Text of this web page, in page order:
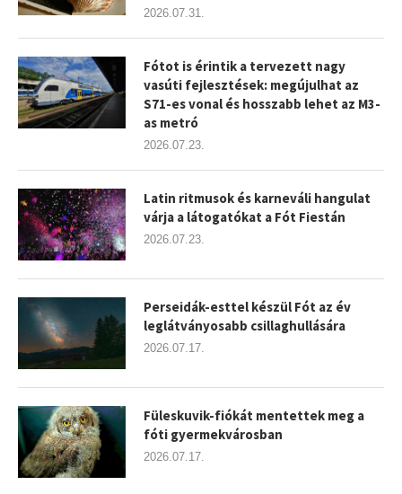
2026.07.31.
Fótot is érintik a tervezett nagy
vasúti fejlesztések: megújulhat az
S71-es vonal és hosszabb lehet az M3-
as metró
2026.07.23.
Latin ritmusok és karneváli hangulat
várja a látogatókat a Fót Fiestán
2026.07.23.
Perseidák-esttel készül Fót az év
leglátványosabb csillaghullására
2026.07.17.
Füleskuvik-fiókát mentettek meg a
fóti gyermekvárosban
2026.07.17.